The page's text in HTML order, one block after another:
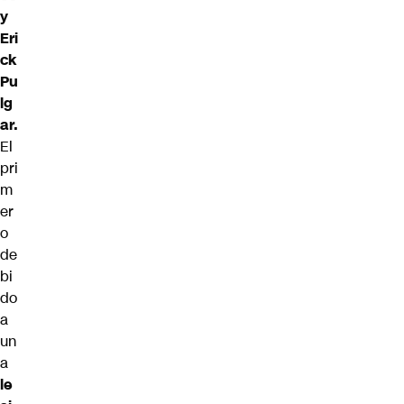
y
Eri
ck
Pu
lg
ar.
El
pri
m
er
o
de
bi
do
a
un
a
le